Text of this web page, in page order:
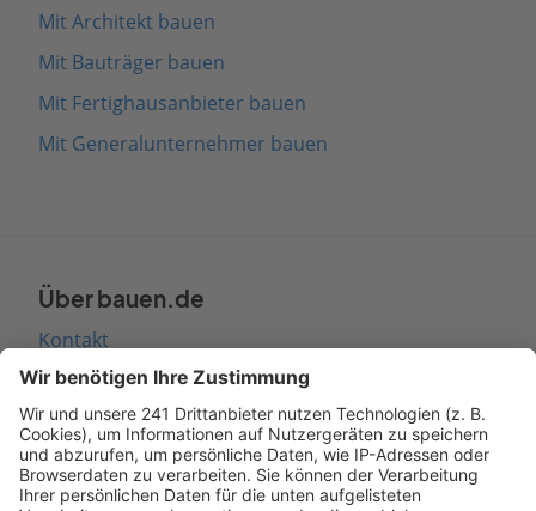
Mit Architekt bauen
Mit Bauträger bauen
Mit Fertighausanbieter bauen
Mit Generalunternehmer bauen
Über bauen.de
Kontakt
Seitenaufbau
Barrierefreiheit
Cookie Einstellungen